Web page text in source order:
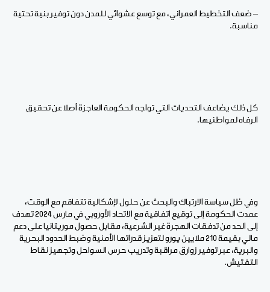
– ضعف التخطيط العمراني، مع توسع عشوائي للمدن دون توفير بنية تحتية
مناسبة.
كل ذلك يضاعف التحديات التي تواجه الحكومة العاجزة أصلا عن تحقيق
الرفاه لمواطنيها.
وفي ظل سياسة الارتباك والبحث عن حلول لإشكالية تتفاقم مع الوقت،
عمدت الحكومة إلى توقيع اتفاقية مع الاتحاد الأوروبي في مارس 2024 تهدف
إلى الحد من تدفقات الهجرة غير الشرعية، مقابل حصول موريتانيا على دعم
مالي بقيمة 210 ملايين يورو لتعزيز قدراتها الأمنية وضبط الحدود البحرية
والبرية، عبر توفير زوارق مراقبة وتدريب حرس السواحل وتجهيز نقاط
التفتيش.